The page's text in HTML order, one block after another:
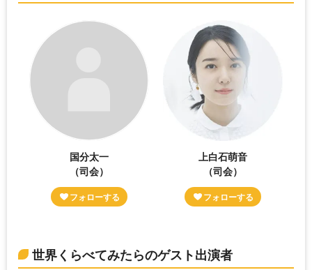
国分太一
（司会）
上白石萌音
（司会）
世界くらべてみたらのゲスト出演者